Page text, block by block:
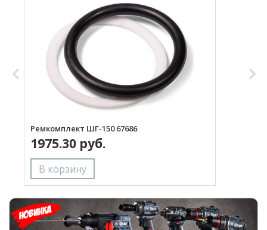
Ремкомплект ШГ-150 67686
1975.30 руб.